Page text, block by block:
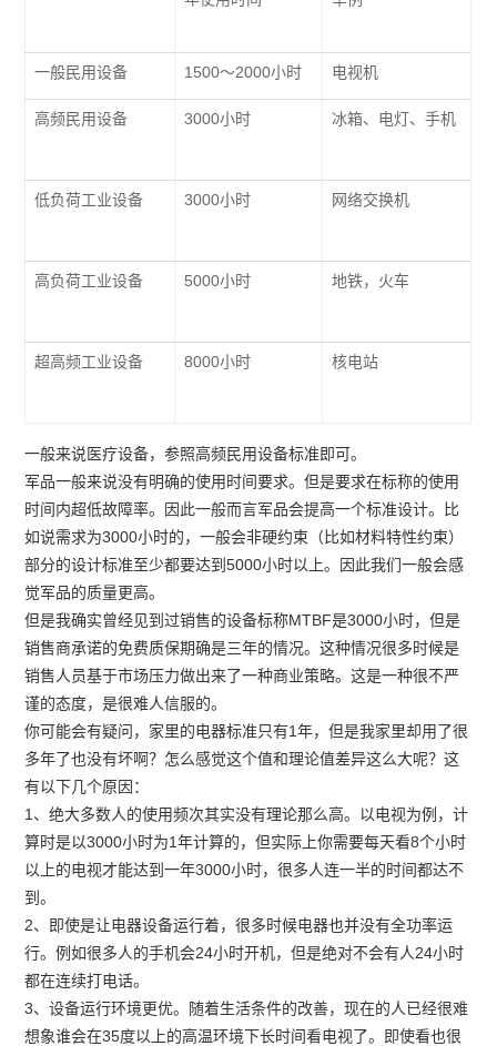
一般民用设备 1500～2000小时 电视机
高频民用设备 3000小时 冰箱、电灯、手机
低负荷工业设备 3000小时 网络交换机
高负荷工业设备 5000小时 地铁，火车
超高频工业设备 8000小时 核电站
一般来说医疗设备，参照高频民用设备标准即可。
军品一般来说没有明确的使用时间要求。但是要求在标称的使用
时间内超低故障率。因此一般而言军品会提高一个标准设计。比
如说需求为3000小时的，一般会非硬约束（比如材料特性约束）
部分的设计标准至少都要达到5000小时以上。因此我们一般会感
觉军品的质量更高。
但是我确实曾经见到过销售的设备标称MTBF是3000小时，但是
销售商承诺的免费质保期确是三年的情况。这种情况很多时候是
销售人员基于市场压力做出来了一种商业策略。这是一种很不严
谨的态度，是很难人信服的。
你可能会有疑问，家里的电器标准只有1年，但是我家里却用了很
多年了也没有坏啊？怎么感觉这个值和理论值差异这么大呢？这
有以下几个原因：
1、绝大多数人的使用频次其实没有理论那么高。以电视为例，计
算时是以3000小时为1年计算的，但实际上你需要每天看8个小时
以上的电视才能达到一年3000小时，很多人连一半的时间都达不
到。
2、即使是让电器设备运行着，很多时候电器也并没有全功率运
行。例如很多人的手机会24小时开机，但是绝对不会有人24小时
都在连续打电话。
3、设备运行环境更优。随着生活条件的改善，现在的人已经很难
想象谁会在35度以上的高温环境下长时间看电视了。即使看也很